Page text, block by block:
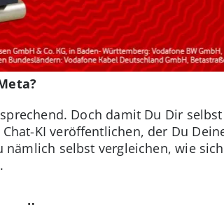
Doch damit Du Dir
KI veröffentlichen, der Du
selbst vergleichen, wie